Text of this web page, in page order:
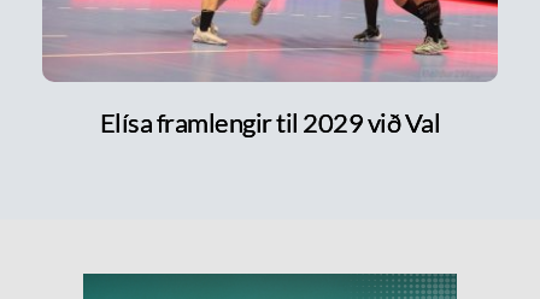
Elísa framlengir til 2029 við Val